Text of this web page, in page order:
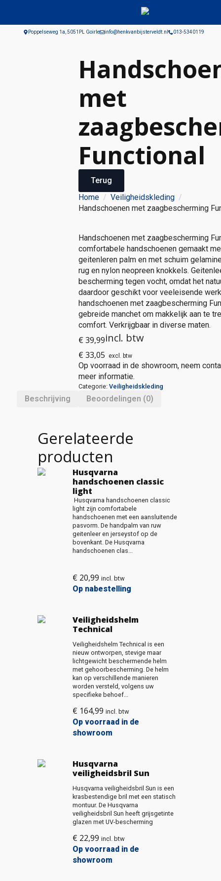
Poppelseweg 1a, 5051PL Goirle info@henkvanbijsterveldt.nl 013-5340119
met
Functional
Terug
Home
Veiligheidskleding
Handschoenen met zaagbescherming
Handschoenen met zaagbescherming
comfortabele handschoenen gemaakt
geitenleren palm en met schuim
rug en nylon neopreen knokkels.
bescherming tegen vocht, omdat het
daardoor geschikt voor veeleisende
handschoenen met zaagbescherming
gebreide manchet om makkelijk aan te
comfort. Verkrijgbaar in diverse maten.
€ 39,99incl. btw
€ 33,05 excl. btw
Op voorraad in de showroom, neem
meer informatie.
Categorie: Veiligheidskleding
Beschrijving Beoordelingen (0)
Gerelateerde
producten
Husqvarna
handschoenen classic
light
Husqvarna handschoenen classic
light zijn comfortabele
handschoenen met een aansluitende
pasvorm. De handpalm van ruw
geitenleer en jerseystof op de
bovenkant. De Husqvarna
handschoenen clas...
€ 20,99 incl. btw
Op nabestelling
Veiligheidshelm
Technical
Veiligheidshelm Technical is een
nieuw ontworpen, stevige maar
lichtgewicht beschermende helm
met gehoorbescherming. De helm
kan op verschillende manieren
worden versteld, volgens uw
specifieke behoef...
€ 164,99 incl. btw
Op voorraad in de
showroom
Husqvarna
veiligheidsbril Sun
Husqvarna veiligheidsbril Sun is een
krasbestendige bril met een statisch
montuur. De Husqvarna
veiligheidsbril Sun heeft grijsgetinte
glazen met UV-bescherming
€ 22,99 incl. btw
Op voorraad in de
showroom